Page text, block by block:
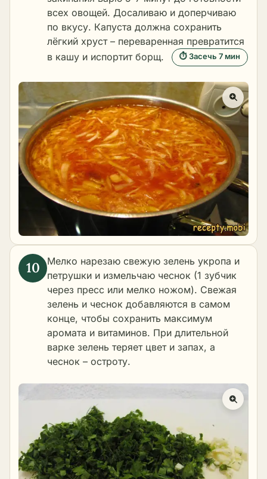
всех овощей. Досаливаю и доперчиваю
по вкусу. Капуста должна сохранить
лёгкий хруст – переваренная превратится
в кашу и испортит борщ.
⏱ Засечь 7 мин
Мелко нарезаю свежую зелень укропа и
петрушки и измельчаю чеснок (1 зубчик
через пресс или мелко ножом). Свежая
зелень и чеснок добавляются в самом
конце, чтобы сохранить максимум
аромата и витаминов. При длительной
варке зелень теряет цвет и запах, а
чеснок – остроту.